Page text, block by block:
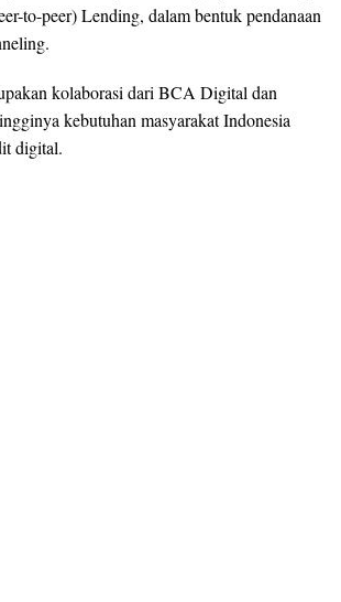
to-peer) Lending, dalam bentuk pendanaan
kolaborasi dari BCA Digital dan
kebutuhan masyarakat Indonesia
digital.